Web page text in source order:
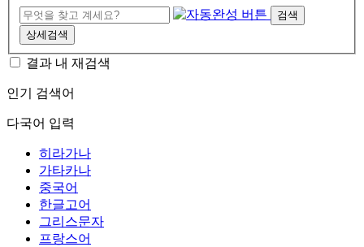
검색
상세검색
결과 내 재검색
인기 검색어
다국어 입력
히라가나
가타카나
중국어
한글고어
그리스문자
프랑스어